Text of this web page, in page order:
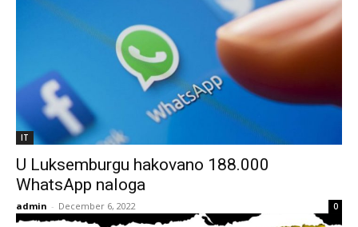
IT
U Luksemburgu hakovano 188.000
WhatsApp naloga
admin - December 6, 2022 0